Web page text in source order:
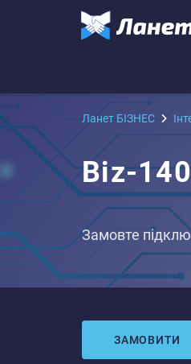
Ланет БІЗНЕС
Biz-
Замовте
ЗАМОВИТИ